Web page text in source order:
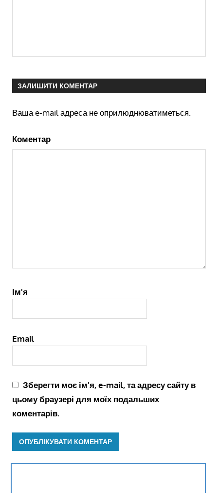
ЗАЛИШИТИ КОМЕНТАР
Ваша e-mail адреса не оприлюднюватиметься.
Коментар
Ім'я
Email
Зберегти моє ім'я, e-mail, та адресу сайту в
цьому браузері для моїх подальших
коментарів.